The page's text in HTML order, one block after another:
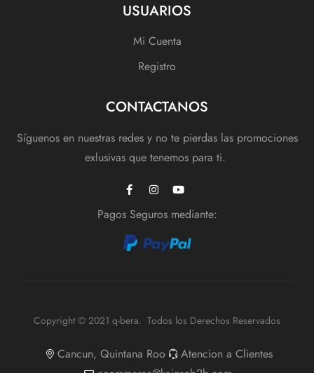
USUARIOS
Mi Cuenta
Registro
CONTACTANOS
Síguenos en nuestras redes y no te pierdas las promociones
exlusivas que tenemos para ti.
Pagos Seguros mediante:
Copyright © 2021 q-bera. Todos los Derechos Reservados
Cancun, Quintana Roo
Atencion a Clientes